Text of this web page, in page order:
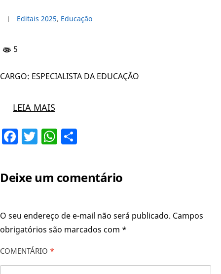
Editais 2025, Educação
5
CARGO: ESPECIALISTA DA EDUCAÇÃO
LEIA MAIS
Facebook
TwitterWhatsApp
Deixe um comentário
O seu endereço de e-mail não será publicado. Campos
obrigatórios são marcados com *
COMENTÁRIO *